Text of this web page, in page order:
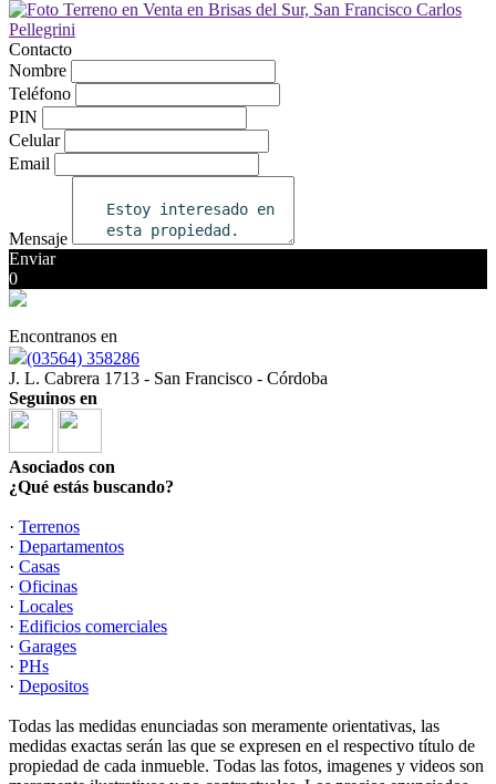
Contacto
Nombre
Teléfono
PIN
Celular
Email
Mensaje
Enviar
0
Encontranos en
(03564) 358286
J. L. Cabrera 1713 - San Francisco - Córdoba
Seguinos en
Asociados con
¿Qué estás buscando?
· Terrenos
· Departamentos
· Casas
· Oficinas
· Locales
· Edificios comerciales
· Garages
· PHs
· Depositos
Todas las medidas enunciadas son meramente orientativas, las
medidas exactas serán las que se expresen en el respectivo título de
propiedad de cada inmueble. Todas las fotos, imagenes y videos son